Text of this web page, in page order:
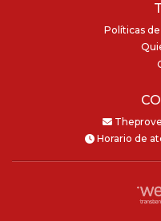
Políticas
Horario de